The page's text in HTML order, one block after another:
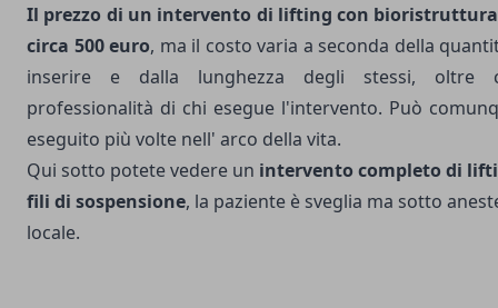
Il prezzo di un intervento di lifting con
circa 500 euro, ma il costo varia a seconda della
inserire e dalla lunghezza degli stessi, oltre
professionalità di chi esegue l'intervento. Può
eseguito più volte nell' arco della vita.
Qui sotto potete vedere un intervento completo di
fili di sospensione, la paziente è sveglia ma sotto
locale.